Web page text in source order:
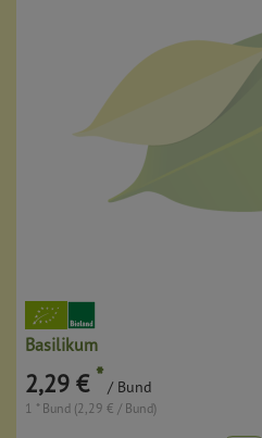
Basilikum
2,29 € * / Bund
1 * Bund (2,29 € / Bund)